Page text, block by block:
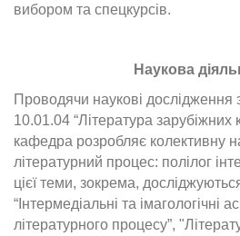
вибором та спецкурсів.
Наукова
Проводячи наукові дослідження
10.01.04 “Література зарубіжних
кафедра розробляє колективну
літературний процес: полілог
цієї теми, зокрема,
“Інтермедіальні та імагологічні
літературного процесу”,